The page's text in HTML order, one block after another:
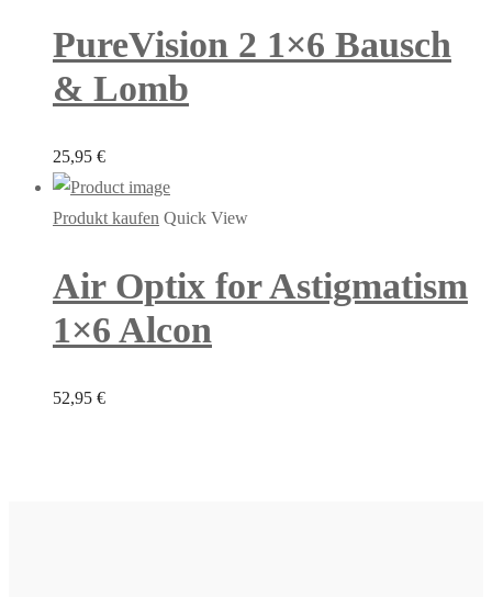
PureVision 2 1×6 Bausch
& Lomb
25,95 €
Produkt kaufen Quick View
Air Optix for Astigmatism
1×6 Alcon
52,95 €